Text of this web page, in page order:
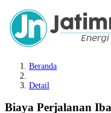
Beranda
Detail
Biaya Perjalanan